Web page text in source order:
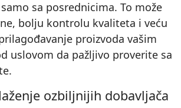
sa posrednicima. To može
bolju kontrolu kvaliteta i veću
proizvoda vašim
uslovom da pažljivo proverite sa
ozbiljnijih dobavljača